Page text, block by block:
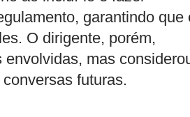
garantindo que
O dirigente, porém,
mas
futuras.